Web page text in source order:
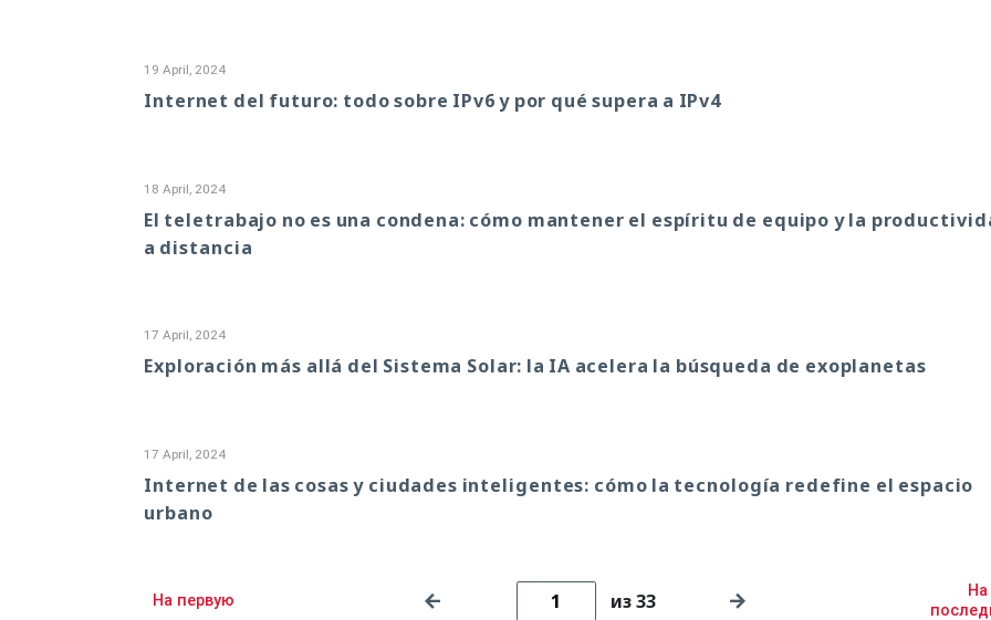
19 April, 2024
Internet del futuro: todo sobre IPv6 y por qué supera a IPv4
18 April, 2024
El teletrabajo no es una condena: cómo mantener el espíritu de equipo y la
a distancia
17 April, 2024
Exploración más allá del Sistema Solar: la IA acelera la búsqueda de exoplanetas
17 April, 2024
Internet de las cosas y ciudades inteligentes: cómo la tecnología redefine el espacio
urbano
На первую из 33
На